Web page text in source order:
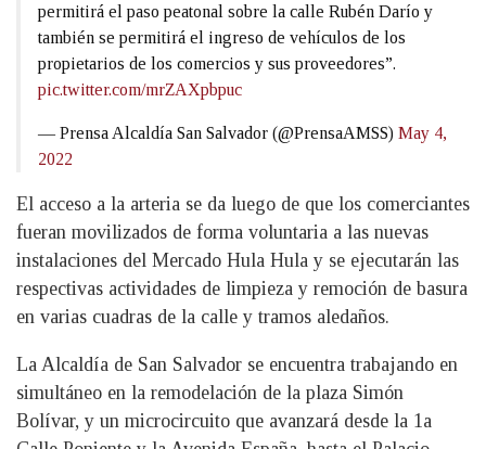
permitirá el paso peatonal sobre la calle Rubén Darío y
también se permitirá el ingreso de vehículos de los
propietarios de los comercios y sus proveedores”.
pic.twitter.com/mrZAXpbpuc
— Prensa Alcaldía San Salvador (@PrensaAMSS) May 4,
2022
El acceso a la arteria se da luego de que los comerciantes
fueran movilizados de forma voluntaria a las nuevas
instalaciones del Mercado Hula Hula y se ejecutarán las
respectivas actividades de limpieza y remoción de basura
en varias cuadras de la calle y tramos aledaños.
La Alcaldía de San Salvador se encuentra trabajando en
simultáneo en la remodelación de la plaza Simón
Bolívar, y un microcircuito que avanzará desde la 1a